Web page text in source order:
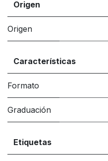
Origen
Origen
Características
Formato
Graduación
Etiquetas